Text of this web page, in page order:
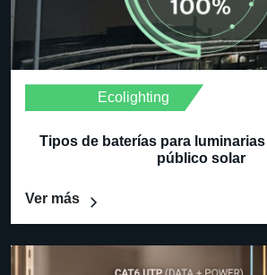
Ecolighting
Tipos de baterías para
público solar
Ver más